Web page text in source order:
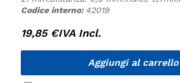
Codice interno: 42019
19,85 €IVA Incl.
Aggiungi al carrello